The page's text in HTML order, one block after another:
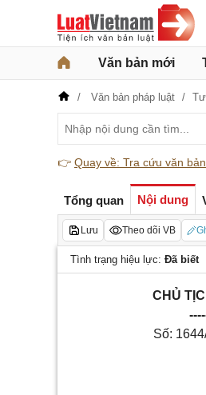
Văn bản mới
Văn bản pháp luật
👉 Quay về: Tra cứu văn
Tổng quan Nội dung
Lưu Theo dõi VB
Tình trạng hiệu lực: Đã biết
CHỦ
Số: